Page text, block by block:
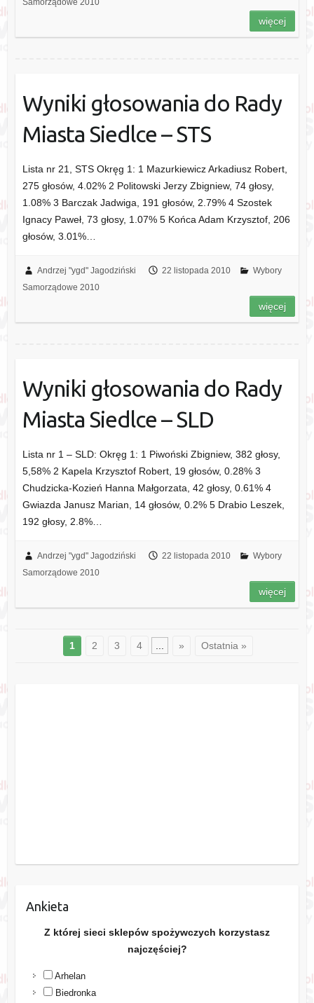
więcej
Wyniki głosowania do Rady
Miasta Siedlce – STS
Lista nr 21, STS Okręg 1: 1 Mazurkiewicz Arkadiusz Robert,
275 głosów, 4.02% 2 Politowski Jerzy Zbigniew, 74 głosy,
1.08% 3 Barczak Jadwiga, 191 głosów, 2.79% 4 Szostek
Ignacy Paweł, 73 głosy, 1.07% 5 Końca Adam Krzysztof, 206
głosów, 3.01%…
Andrzej "ygd" Jagodziński 22 listopada 2010
Wybory
Samorządowe 2010
więcej
Wyniki głosowania do Rady
Miasta Siedlce – SLD
Lista nr 1 – SLD: Okręg 1: 1 Piwoński Zbigniew, 382 głosy,
5,58% 2 Kapela Krzysztof Robert, 19 głosów, 0.28% 3
Chudzicka-Kozień Hanna Małgorzata, 42 głosy, 0.61% 4
Gwiazda Janusz Marian, 14 głosów, 0.2% 5 Drabio Leszek,
192 głosy, 2.8%…
Andrzej "ygd" Jagodziński 22 listopada 2010
Wybory
Samorządowe 2010
więcej
1 2 3 4 » Ostatnia »
Ankieta
Z której sieci sklepów spożywczych korzystasz
najczęściej?
Arhelan
Biedronka